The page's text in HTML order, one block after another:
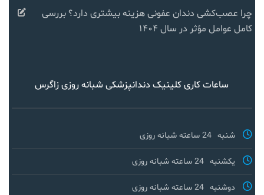
چرا عصب‌کشی دندان عفونی هزینه بیشتری دارد؟ بررسی
کامل عوامل مؤثر در سال ۱۴۰۴
ساعات کاری کلینیک دندانپزشکی شبانه روزی زاگرس
شنبه 24 ساعته شبانه روزی
یکشنبه 24 ساعته شبانه روزی
دوشنبه 24 ساعته شبانه روزی